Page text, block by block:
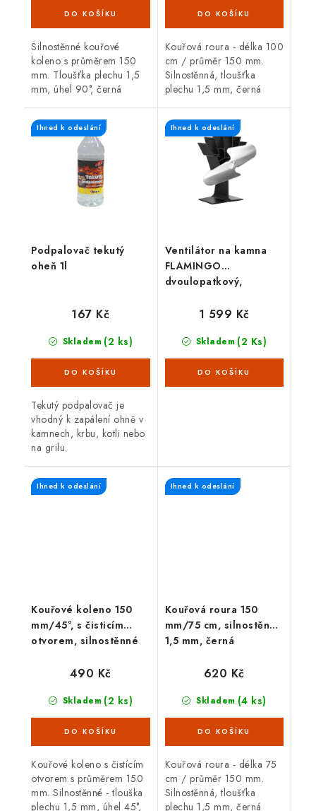
Silnostěnné kouřové
koleno s průměrem 150
mm. Tloušťka plechu 1,5
mm, úhel 90°, černá
pro spojení spalinové cesty
mezi hrdlem kamen a
sopouchem.
Kouřová roura - délka 100
cm / průměr 150 mm.
Silnostěnná, tloušťka
plechu 1,5 mm, černá
určená pro spojení mezi
spalinovým hrdlem
krbových kamen/sporáku...
Podpalovač tekutý
oheň 1l
Ihned k odeslání
Skladem (2 ks)
167 Kč
Tekutý podpalovač je
vhodný k zapálení ohně v
kamnech, krbu, kotli nebo
na grilu.
Ventilátor na kamna
FLAMINGO
dvoulopatkový,
Ihned k odeslání
Skladem (2 Ks)
1 599 Kč
Kouřové koleno 150
mm/45°, s čisticím
otvorem, silnostěnné
Ihned k odeslání
Skladem (2 ks)
490 Kč
Kouřové koleno s čistícím
otvorem s průměrem 150
mm. Silnostěnné - tlouška
plechu 1,5 mm, úhel 45°,
Kouřová roura 150
mm/75 cm, silnostěnná
1,5 mm, černá
Ihned k odeslání
Skladem (4 ks)
620 Kč
Kouřová roura - délka 75
cm / průměr 150 mm.
Silnostěnná, tloušťka
plechu 1,5 mm, černá